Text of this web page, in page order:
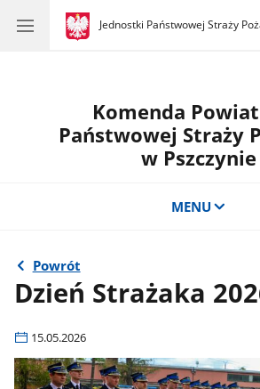
gov.pl
Jednostki Państwowej Straży
gov.pl
Jednostki
Komenda
Państwowej Straży
w Pszczynie
MENU
Powrót
Dzień Strażaka
15.05.2026